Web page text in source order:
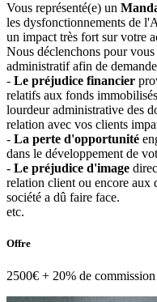
Vous représenté(e) un
les dysfonctionnements de
un impact très fort sur votre
Nous déclenchons pour
administratif afin de
- Le préjudice financier
relatifs aux fonds
lourdeur administrative des
relation avec vos clients
- La perte d'opportunité
dans le développement de
- Le préjudice d'image
relation client ou encore aux
société a dû faire face.
etc.
Offre
2500€ + 20% de commission